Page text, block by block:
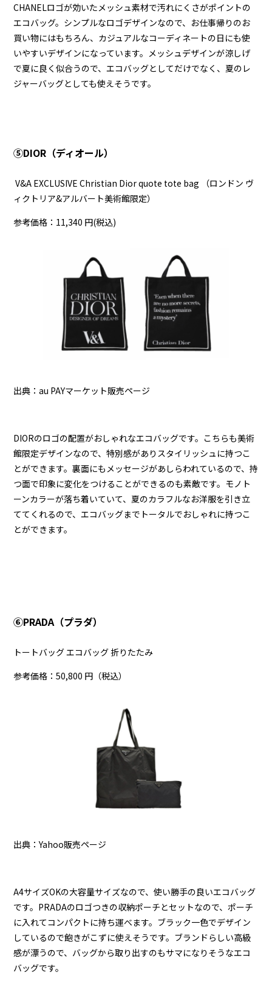
CHANELロゴが効いたメッシュ素材で汚れにくさがポイントの
エコバッグ。シンプルなロゴデザインなので、お仕事帰りのお
買い物にはもちろん、カジュアルなコーディネートの日にも使
いやすいデザインになっています。メッシュデザインが涼しげ
で夏に良く似合うので、エコバッグとしてだけでなく、夏のレ
ジャーバッグとしても使えそうです。
➄DIOR（ディオール）
V&A EXCLUSIVE Christian Dior quote tote bag （ロンドン ヴ
ィクトリア&アルバート美術館限定）
参考価格：11,340 円(税込)
出典：au PAYマーケット販売ページ
DIORのロゴの配置がおしゃれなエコバッグです。こちらも美術
館限定デザインなので、特別感がありスタイリッシュに持つこ
とができます。裏面にもメッセージがあしらわれているので、持
つ面で印象に変化をつけることができるのも素敵です。モノト
ーンカラーが落ち着いていて、夏のカラフルなお洋服を引き立
ててくれるので、エコバッグまでトータルでおしゃれに持つこ
とができます。
⑥PRADA（プラダ）
トートバッグ エコバッグ 折りたたみ
参考価格：50,800 円（税込）
出典：Yahoo販売ページ
A4サイズOKの大容量サイズなので、使い勝手の良いエコバッグ
です。PRADAのロゴつきの収納ポーチとセットなので、ポーチ
に入れてコンパクトに持ち運べます。ブラック一色でデザイン
しているので飽きがこずに使えそうです。ブランドらしい高級
感が漂うので、バッグから取り出すのもサマになりそうなエコ
バッグです。